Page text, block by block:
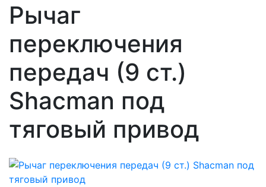
Рычаг
переключения
передач (9 ст.)
Shacman под
тяговый привод